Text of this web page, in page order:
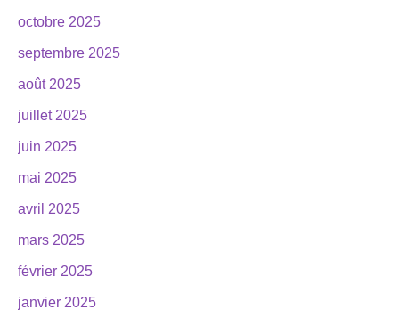
octobre 2025
septembre 2025
août 2025
juillet 2025
juin 2025
mai 2025
avril 2025
mars 2025
février 2025
janvier 2025